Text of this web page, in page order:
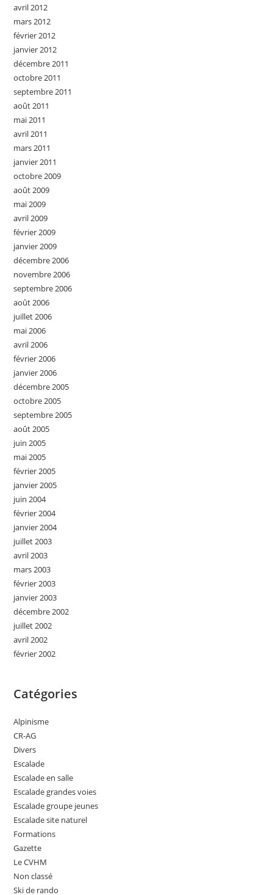
avril 2012
mars 2012
février 2012
janvier 2012
décembre 2011
octobre 2011
septembre 2011
août 2011
mai 2011
avril 2011
mars 2011
janvier 2011
octobre 2009
août 2009
mai 2009
avril 2009
février 2009
janvier 2009
décembre 2006
novembre 2006
septembre 2006
août 2006
juillet 2006
mai 2006
avril 2006
février 2006
janvier 2006
décembre 2005
octobre 2005
septembre 2005
août 2005
juin 2005
mai 2005
février 2005
janvier 2005
juin 2004
février 2004
janvier 2004
juillet 2003
avril 2003
mars 2003
février 2003
janvier 2003
décembre 2002
juillet 2002
avril 2002
février 2002
Catégories
Alpinisme
CR-AG
Divers
Escalade
Escalade en salle
Escalade grandes voies
Escalade groupe jeunes
Escalade site naturel
Formations
Gazette
Le CVHM
Non classé
Ski de rando